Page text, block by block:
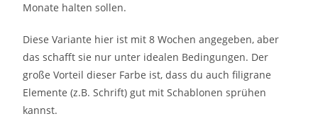
Monate halten sollen.
Diese Variante hier ist mit 8 Wochen angegeben, aber
das schafft sie nur unter idealen Bedingungen. Der
große Vorteil dieser Farbe ist, dass du auch filigrane
Elemente (z.B. Schrift) gut mit Schablonen sprühen
kannst.